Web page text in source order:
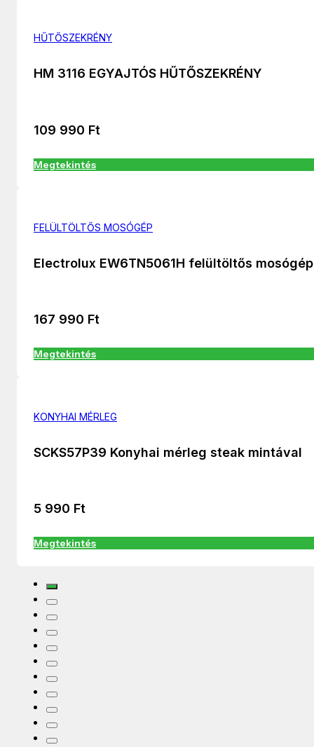
HŰTŐSZEKRÉNY
HM 3116 EGYAJTÓS HŰTŐSZEKRÉNY
109 990 Ft
Megtekintés
FELÜLTÖLTŐS MOSÓGÉP
Electrolux EW6TN5061H felültöltős mosógép
167 990 Ft
Megtekintés
KONYHAI MÉRLEG
SCKS57P39 Konyhai mérleg steak mintával
5 990 Ft
Megtekintés